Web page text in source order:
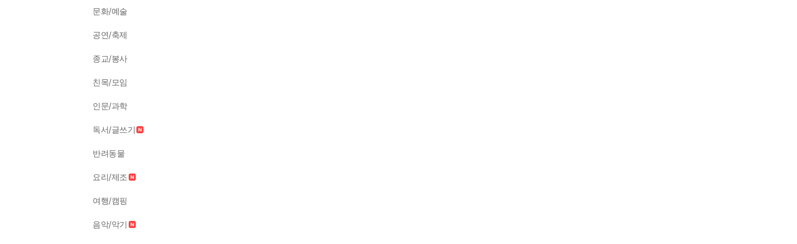
문화/예술
공연/축제
종교/봉사
친목/모임
인문/과학
독서/글쓰기
반려동물
요리/제조
여행/캠핑
음악/악기